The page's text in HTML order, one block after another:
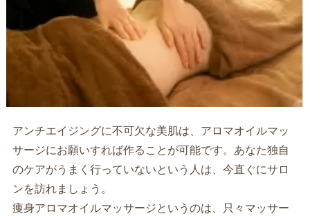
アンチエイジングに不可欠な美肌は、アロマオイルマッ
サージにお願いすれば作ることが可能です。あなた独自
のケアがうまく行っていないという人は、今直ぐにサロ
ンを訪れましょう。
痩身アロマオイルマッサージというのは、只々マッサー